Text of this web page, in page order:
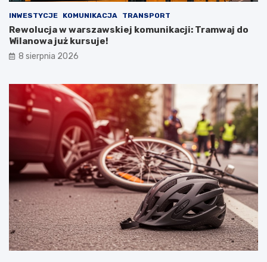
INWESTYCJE KOMUNIKACJA TRANSPORT
Rewolucja w warszawskiej komunikacji: Tramwaj do
Wilanowa już kursuje!
8 sierpnia 2026